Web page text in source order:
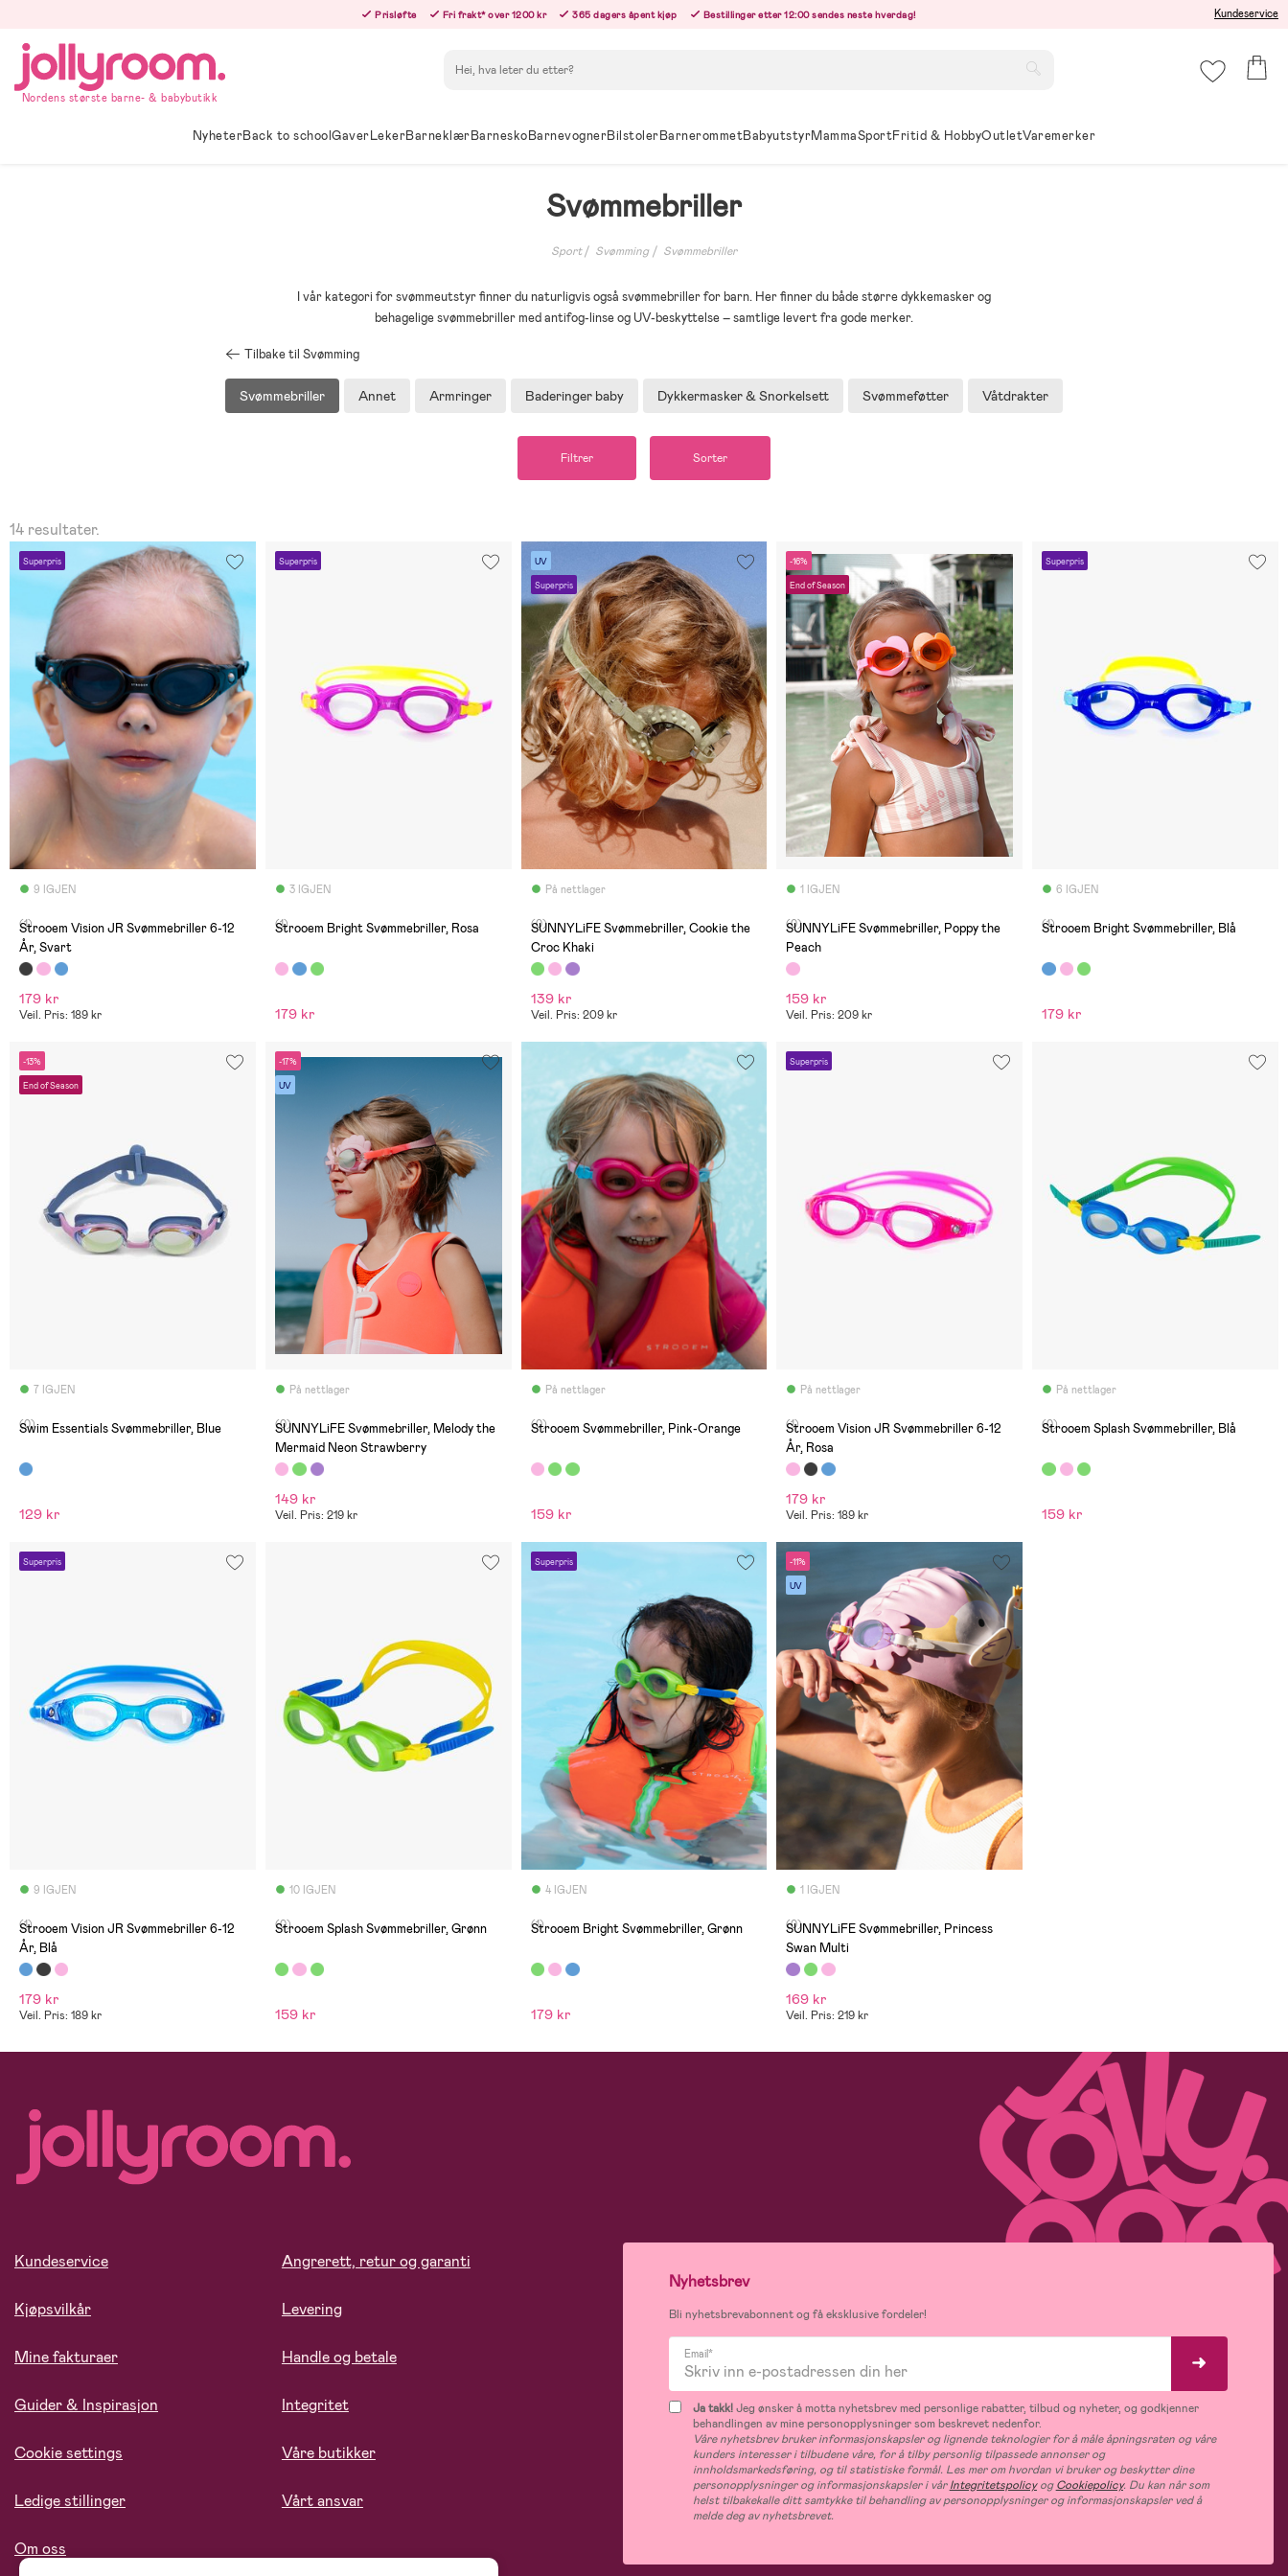
innehållet
Prisløfte Fri frakt* over 1200 kr 365 dagers åpent kjøp Bestillinger etter 12:00 sendes neste hverdag! Kundeservice
Nordens største barne- & babybutikk
NyheterBack to schoolGaverLekerBarneklærBarneskoBarnevognerBilstolerBarnerommetBabyutstyrMammaSportFritid & HobbyOutletVaremerker
Svømmebriller
Sport Svømming Svømmebriller
I vår kategori for svømmeutstyr finner du naturligvis også svømmebriller for barn. Her finner du både større dykkemasker og
behagelige svømmebriller med antifog-linse og UV-beskyttelse – samtlige levert fra gode merker.
Tilbake til Svømming
Svømmebriller Annet Armringer Baderinger baby Dykkermasker & Snorkelsett Svømmeføtter Våtdrakter
Filtrer Sorter
14 resultater.
Superpris
9 IGJEN
(1)
Strooem Vision JR Svømmebriller 6-12
År, Svart
179 kr
Veil. Pris: 189 kr
Superpris
3 IGJEN
(1)
Strooem Bright Svømmebriller, Rosa
179 kr
UV
Superpris
På nettlager
(0)
SUNNYLiFE Svømmebriller, Cookie the
Croc Khaki
139 kr
Veil. Pris: 209 kr
-16%
End of Season
1 IGJEN
(0)
SUNNYLiFE Svømmebriller, Poppy the
Peach
159 kr
Veil. Pris: 209 kr
Superpris
6 IGJEN
(1)
Strooem Bright Svømmebriller, Blå
179 kr
-13%
End of Season
7 IGJEN
(0)
Swim Essentials Svømmebriller, Blue
129 kr
-17%
UV
På nettlager
(0)
SUNNYLiFE Svømmebriller, Melody the
Mermaid Neon Strawberry
149 kr
Veil. Pris: 219 kr
På nettlager
(0)
Strooem Svømmebriller, Pink-Orange
159 kr
Superpris
På nettlager
(1)
Strooem Vision JR Svømmebriller 6-12
År, Rosa
179 kr
Veil. Pris: 189 kr
På nettlager
(0)
Strooem Splash Svømmebriller, Blå
159 kr
Superpris
9 IGJEN
(1)
Strooem Vision JR Svømmebriller 6-12
År, Blå
179 kr
Veil. Pris: 189 kr
10 IGJEN
(0)
Strooem Splash Svømmebriller, Grønn
159 kr
Superpris
4 IGJEN
(1)
Strooem Bright Svømmebriller, Grønn
179 kr
-11%
UV
1 IGJEN
(0)
SUNNYLiFE Svømmebriller, Princess
Swan Multi
169 kr
Veil. Pris: 219 kr
Kundeservice
Kjøpsvilkår
Mine fakturaer
Guider & Inspirasjon
Cookie settings
Ledige stillinger
Om oss
Angrerett, retur og garanti
Levering
Handle og betale
Integritet
Våre butikker
Vårt ansvar
Nyhetsbrev
Bli nyhetsbrevabonnent og få eksklusive fordeler!
Email*
Ja takk!Jeg ønsker å motta nyhetsbrev med personlige rabatter, tilbud og nyheter, og godkjenner
behandlingen av mine personopplysninger som beskrevet nedenfor.
Våre nyhetsbrev bruker informasjonskapsler og lignende teknologier for å måle åpningsraten og våre
kunders interesser i tilbudene våre, for å tilby personlig tilpassede annonser og
innholdsmarkedsføring, og til statistiske formål. Les mer om hvordan vi bruker og beskytter dine
personopplysninger og informasjonskapsler i vårIntegritetspolicyogCookiepolicy. Du kan når som
helst tilbakekalle ditt samtykke til behandling av personopplysninger og informasjonskapsler ved å
melde deg av nyhetsbrevet.